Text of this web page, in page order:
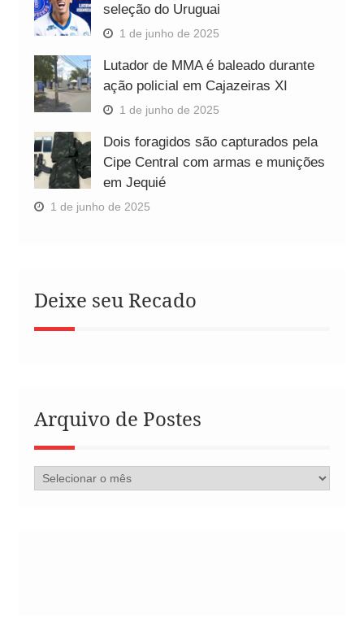
seleção do Uruguai
1 de junho de 2025
Lutador de MMA é baleado durante
ação policial em Cajazeiras XI
1 de junho de 2025
Dois foragidos são capturados pela
Cipe Central com armas e munições
em Jequié
1 de junho de 2025
Deixe seu Recado
Arquivo de Postes
Arquivo
de